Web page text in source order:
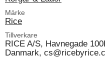
Märke
Rice
Tillverkare
RICE A/S, Havnegade
Danmark,